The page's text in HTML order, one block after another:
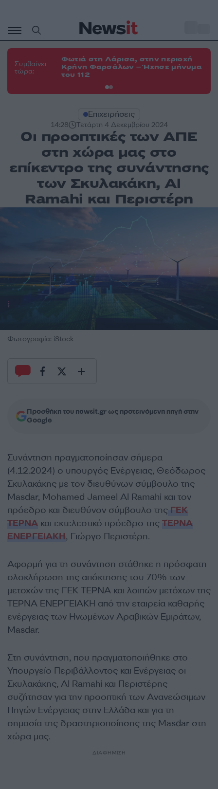
περιεχόμενο
Συμβαίνει
τώρα:
Φωτιά στη Λάρισα, στην περιοχή
Κρήνη Φαρσάλων – Ήχησε μήνυμα
του 112
Επιχειρήσεις
14:28 Τετάρτη 4 Δεκεμβρίου 2024
Οι προοπτικές των ΑΠΕ
στη χώρα μας στο
επίκεντρο της συνάντησης
των Σκυλακάκη, Al
Ramahi και Περιστέρη
Φωτογραφία: iStock
Προσθήκη του newsit.gr ως προτεινόμενη πηγή στην
Google
Συνάντηση πραγματοποίησαν σήμερα
(4.12.2024) ο υπουργός Ενέργειας, Θεόδωρος
Σκυλακάκης με τον διευθύνων σύμβουλο της
Masdar, Mohamed Jameel Al Ramahi και τον
πρόεδρο και διευθύνον σύμβουλο της ΓΕΚ
ΤΕΡΝΑ και εκτελεστικό πρόεδρο της ΤΈΡΝΑ
ΕΝΕΡΓΕΙΑΚΗ, Γιώργο Περιστέρη.
Αφορμή για τη συνάντηση στάθηκε η πρόσφατη
ολοκλήρωση της απόκτησης του 70% των
μετοχών της ΓΕΚ ΤΕΡΝΑ και λοιπών μετόχων της
ΤΕΡΝΑ ΕΝΕΡΓΕΙΑΚΗ από την εταιρεία καθαρής
ενέργειας των Ηνωμένων Αραβικών Εμιράτων,
Masdar.
Στη συνάντηση, που πραγματοποιήθηκε στο
Υπουργείο Περιβάλλοντος και Ενέργειας οι
Σκυλακάκης, Al Ramahi και Περιστέρης
συζήτησαν για την προοπτική των Ανανεώσιμων
Πηγών Ενέργειας στην Ελλάδα και για τη
σημασία της δραστηριοποίησης της Masdar στη
χώρα μας.
ΔΙΑΦΗΜΙΣΗ